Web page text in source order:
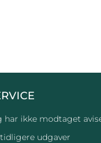
har ikke modtaget
tidligere udgaver